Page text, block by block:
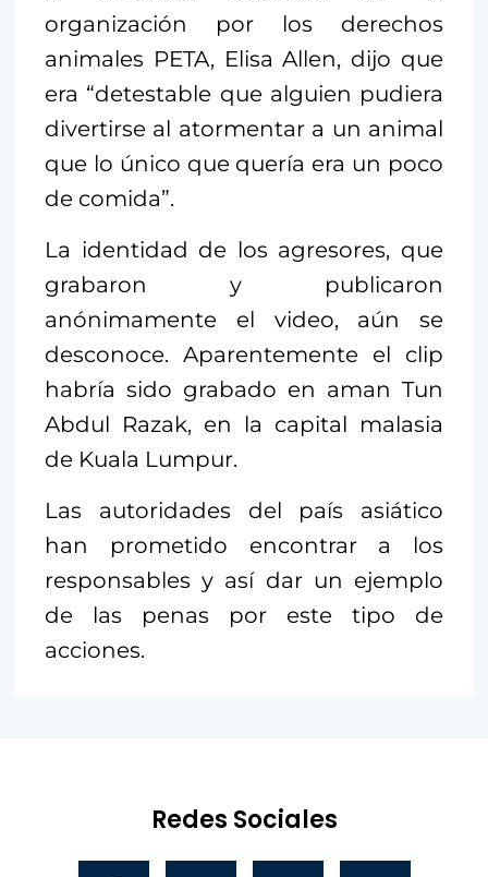
organización por los derechos
animales PETA, Elisa Allen, dijo que
era “detestable que alguien pudiera
divertirse al atormentar a un animal
que lo único que quería era un poco
de comida”.
La identidad de los agresores, que
grabaron y publicaron
anónimamente el video, aún se
desconoce. Aparentemente el clip
habría sido grabado en aman Tun
Abdul Razak, en la capital malasia
de Kuala Lumpur.
Las autoridades del país asiático
han prometido encontrar a los
responsables y así dar un ejemplo
de las penas por este tipo de
acciones.
Redes Sociales